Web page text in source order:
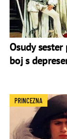
Osudy sester
boj s
PRINCEZNA